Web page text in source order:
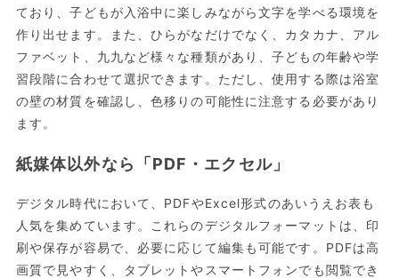
ており、子どもが入浴中に楽しみながら文字を学べる環境を
作り出せます。また、ひらがなだけでなく、カタカナ、アル
ファベット、九九など様々な種類があり、子どもの年齢や学
習段階に合わせて選択できます。ただし、使用する際は浴室
の壁の材質を確認し、色移りの可能性に注意する必要があり
ます。
紙媒体以外なら「PDF・エクセル」
デジタル時代において、PDFやExcel形式のあいうえお表も
人気を集めています。これらのデジタルフォーマットは、印
刷や保存が容易で、必要に応じて編集も可能です。PDFは高
画質で見やすく、タブレットやスマートフォンでも閲覧でき